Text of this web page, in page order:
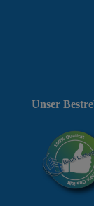
Unser